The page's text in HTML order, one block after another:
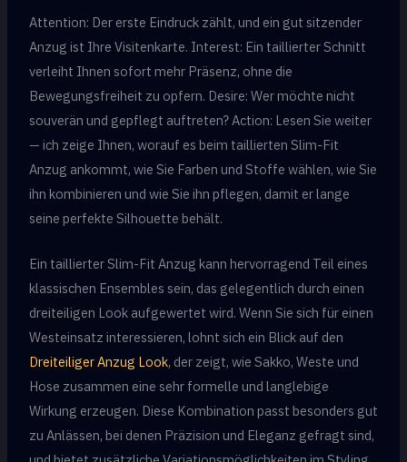
Attention: Der erste Eindruck zählt, und ein gut sitzender
Anzug ist Ihre Visitenkarte. Interest: Ein taillierter Schnitt
verleiht Ihnen sofort mehr Präsenz, ohne die
Bewegungsfreiheit zu opfern. Desire: Wer möchte nicht
souverän und gepflegt auftreten? Action: Lesen Sie weiter
— ich zeige Ihnen, worauf es beim taillierten Slim-Fit
Anzug ankommt, wie Sie Farben und Stoffe wählen, wie Sie
ihn kombinieren und wie Sie ihn pflegen, damit er lange
seine perfekte Silhouette behält.
Ein taillierter Slim-Fit Anzug kann hervorragend Teil eines
klassischen Ensembles sein, das gelegentlich durch einen
dreiteiligen Look aufgewertet wird. Wenn Sie sich für einen
Westeinsatz interessieren, lohnt sich ein Blick auf den
Dreiteiliger Anzug Look, der zeigt, wie Sakko, Weste und
Hose zusammen eine sehr formelle und langlebige
Wirkung erzeugen. Diese Kombination passt besonders gut
zu Anlässen, bei denen Präzision und Eleganz gefragt sind,